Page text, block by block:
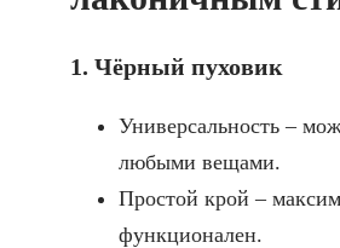
1. Чёрный пуховик
Универсальность –
любыми вещами.
Простой крой –
функционален.